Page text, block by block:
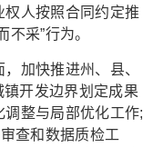
人按照合同约定推
采”行为。
加快推进州、县、
开发边界划定成果
整与局部优化工作;
查和数据质检工